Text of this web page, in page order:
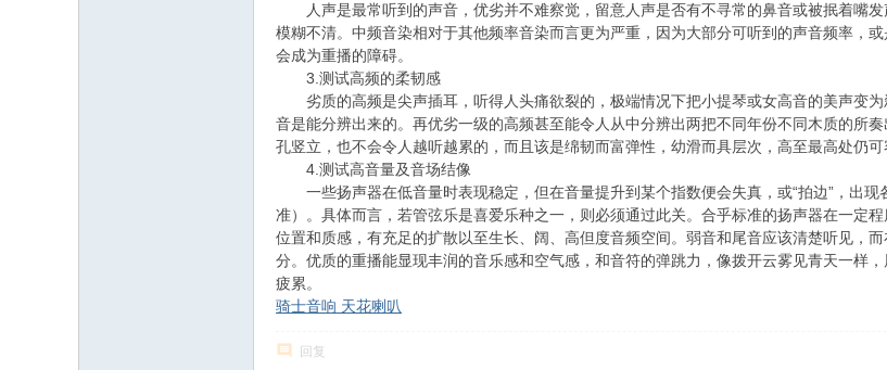
人声是最常听到的声音，优劣并不难察觉，留意人声是否有不寻常的鼻音或被抿着嘴发
模糊不清。中频音染相对于其他频率音染而言更为严重，因为大部分可听到的声音频率，
会成为重播的障碍。
3.测试高频的柔韧感
劣质的高频是尖声插耳，听得人头痛欲裂的，极端情况下把小提琴或女高音的美声变
音是能分辨出来的。再优劣一级的高频甚至能令人从中分辨出两把不同年份不同木质的所
孔竖立，也不会令人越听越累的，而且该是绵韧而富弹性，幼滑而具层次，高至最高处仍
4.测试高音量及音场结像
一些扬声器在低音量时表现稳定，但在音量提升到某个指数便会失真，或“拍边”，出现
准）。具体而言，若管弦乐是喜爱乐种之一，则必须通过此关。合乎标准的扬声器在一定
位置和质感，有充足的扩散以至生长、阔、高但度音频空间。弱音和尾音应该清楚听见，
分。优质的重播能显现丰润的音乐感和空气感，和音符的弹跳力，像拨开云雾见青天一样
疲累。
骑士音响 天花喇叭
回复